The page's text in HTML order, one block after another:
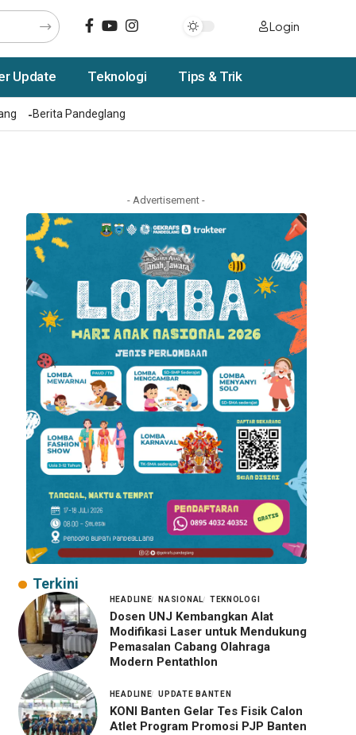
Login
Update Teknologi Tips & Trik
Berita Pandeglang
- Advertisement -
Terkini
HEADLINE NASIONAL TEKNOLOGI
Dosen UNJ Kembangkan Alat
Modifikasi Laser untuk Mendukung
Pemasalan Cabang Olahraga
Modern Pentathlon
HEADLINE UPDATE BANTEN
KONI Banten Gelar Tes Fisik Calon
Atlet Program Promosi PJP Banten